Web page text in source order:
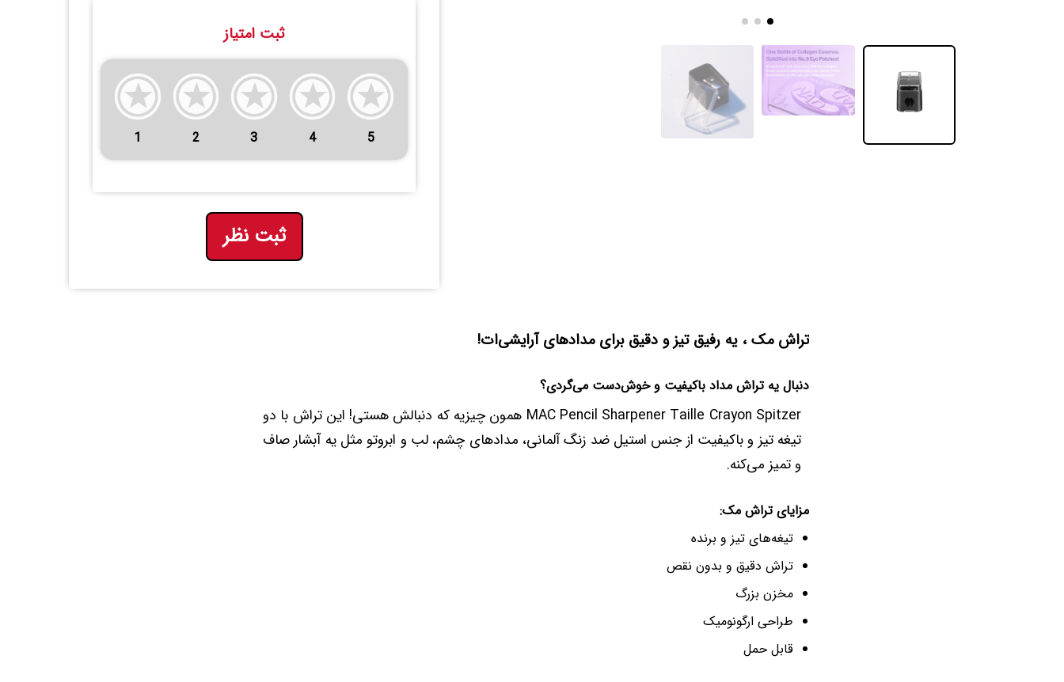
ثبت امتیاز
1 2 3 4 5
ثبت نظر
تراش مک ، یه رفیق تیز و دقیق برای مدادهای آرایشی‌ات!
دنبال یه تراش مداد باکیفیت و خوش‌دست می‌گردی؟
MAC Pencil Sharpener Taille Crayon Spitzer همون چیزیه که دنبالش هستی! این تراش با دو
تیغه تیز و باکیفیت از جنس استیل ضد زنگ آلمانی، مدادهای چشم، لب و ابروتو مثل یه آبشار صاف
و تمیز می‌کنه.
مزایای تراش مک:
تیغه‌های تیز و برنده
تراش دقیق و بدون نقص
مخزن بزرگ
طراحی ارگونومیک
قابل حمل